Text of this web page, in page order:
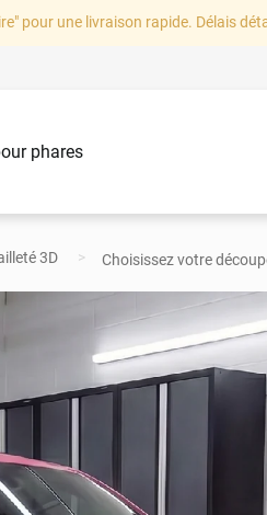
pour une livraison rapide. Délais
phares
3D Choisissez votre